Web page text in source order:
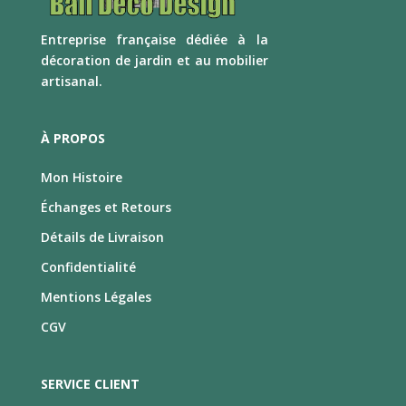
Entreprise française dédiée à la
décoration de jardin et au mobilier
artisanal.
À PROPOS
Mon Histoire
Échanges et Retours
Détails de Livraison
Confidentialité
Mentions Légales
CGV
SERVICE CLIENT